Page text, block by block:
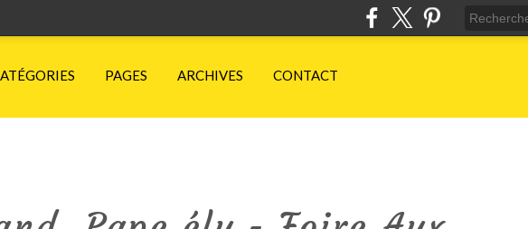
PAGES ARCHIVES CONTACT